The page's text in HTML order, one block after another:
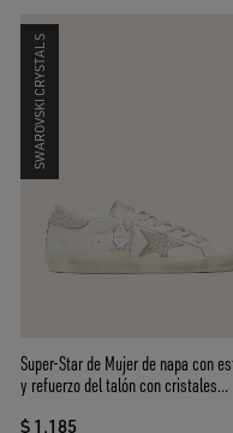
SWAROVSKI CRYSTALS
Super-Star de Mujer de napa con
y refuerzo del talón con cristales
$ 1.185